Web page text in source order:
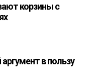
корзины с
в пользу